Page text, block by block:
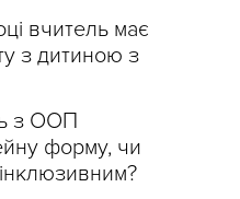
вчитель має
з дитиною з
з ООП
форму, чи